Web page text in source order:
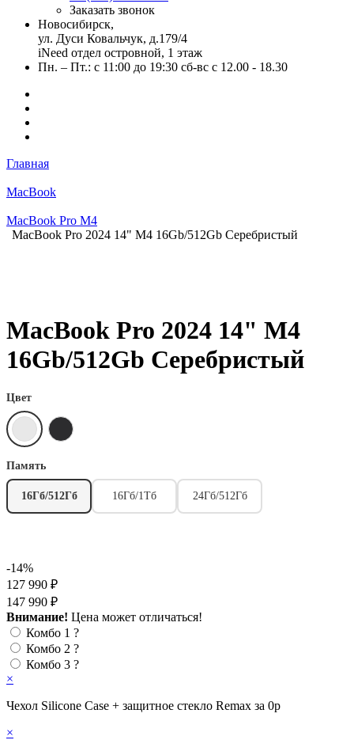
Заказать звонок
Новосибирск,
ул. Дуси Ковальчук, д.179/4
iNeed отдел островной, 1 этаж
Пн. – Пт.: с 11:00 до 19:30 сб-вс с 12.00 - 18.30
Главная
MacBook
MacBook Pro M4
MacBook Pro 2024 14" M4 16Gb/512Gb Серебристый
MacBook Pro 2024 14" M4
16Gb/512Gb Серебристый
Цвет
Память
16Гб/512Гб 16Гб/1Тб 24Гб/512Гб
-14%
127 990 ₽
147 990 ₽
Внимание! Цена может отличаться!
Комбо 1 ?
Комбо 2 ?
Комбо 3 ?
×
Чехол Silicone Case + защитное стекло Remax за 0р
×